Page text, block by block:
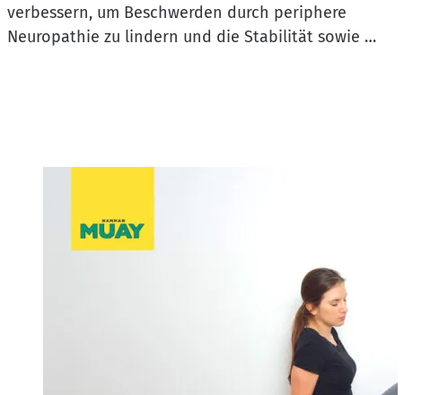
verbessern, um Beschwerden durch periphere
Neuropathie zu lindern und die Stabilität sowie …